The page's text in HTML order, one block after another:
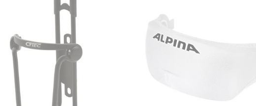
Giro
INTERSPORT
LÖFFLER
NAKAMURA
OSPREY
SCOTT
54